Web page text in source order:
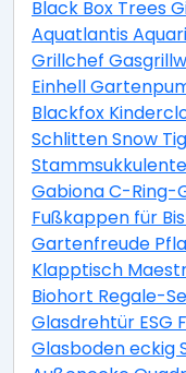
Black Box Trees
Aquatlantis
Grillchef
Einhell
Blackfox
Schlitten Snow
Gabiona C-Ring-
Fußkappen für
Gartenfreude
Klapptisch
Biohort Regale-
Glasdrehtür ESG
Glasboden eckig